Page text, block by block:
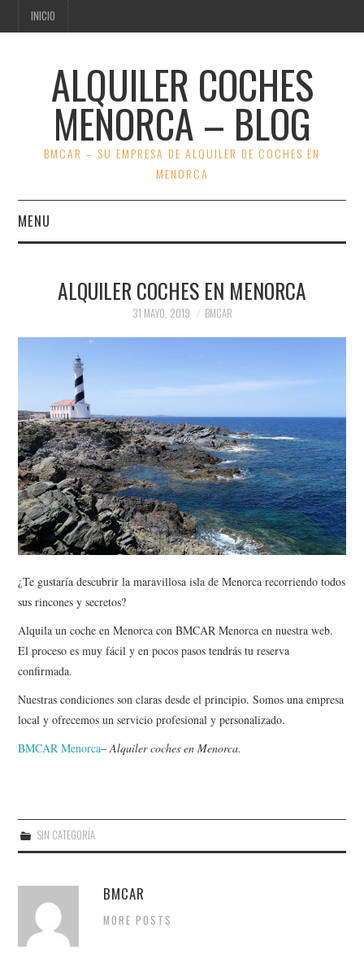
INICIO
ALQUILER COCHES
MENORCA – BLOG
BMCAR – SU EMPRESA DE ALQUILER DE COCHES EN
MENORCA
MENU
VER OFERTAS BMCAR
ALQUILER COCHES EN MENORCA
31 MAYO, 2019 BMCAR
¿Te gustaría descubrir la maravillosa isla de Menorca recorriendo todos
sus rincones y secretos?
Alquila un coche en Menorca con BMCAR Menorca en nuestra web.
El proceso es muy fácil y en pocos pasos tendrás tu reserva
confirmada.
Nuestras condiciones son claras desde el principio. Somos una empresa
local y ofrecemos un servicio profesional y personalizado.
BMCAR Menorca–Alquiler coches en Menorca.
SIN CATEGORÍA
BMCAR
MORE POSTS